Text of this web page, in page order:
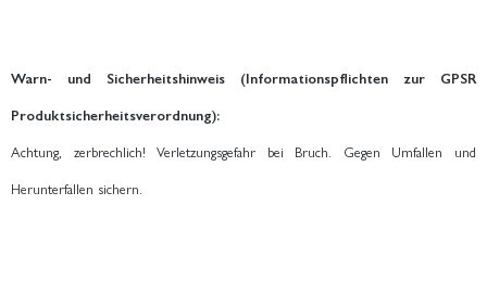
Warn- und Sicherheitshinweis (Informationspflichten zur GPSR
Produktsicherheitsverordnung):
Achtung, zerbrechlich! Verletzungsgefahr bei Bruch. Gegen Umfallen und
Herunterfallen sichern.